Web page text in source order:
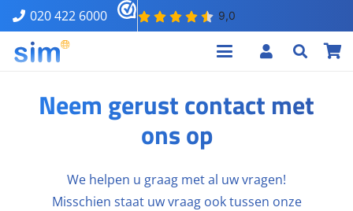
020 422 6000
Neem gerust contact met
ons op
We helpen u graag met al uw vragen!
Misschien staat uw vraag ook tussen onze